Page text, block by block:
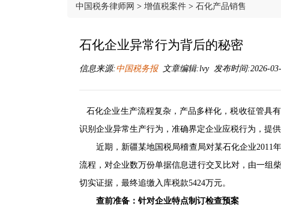
中国税务律师网 > 增值税案件 > 石化产品销售
石化企业异常行为背后的秘密
信息来源:中国税务报文章编辑:lvy 发布时间:2026-03-
石化企业生产流程复杂，产品多样化，税收征管具
识别企业异常生产行为，准确界定企业应税行为，提供
近期，新疆某地国税局稽查局对某石化企业2011年
流程，对企业数万份单据信息进行交叉比对，由一组
切实证据，最终追缴入库税款5424万元。
查前准备：针对企业特点制订检查预案